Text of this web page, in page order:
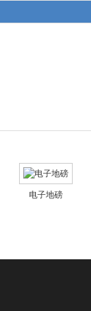
电子地磅